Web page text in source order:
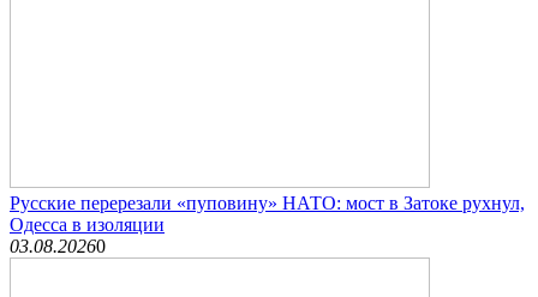
Русские перерезали «пуповину» НАТО: мост в Затоке рухнул,
Одесса в изоляции
03.08.20260